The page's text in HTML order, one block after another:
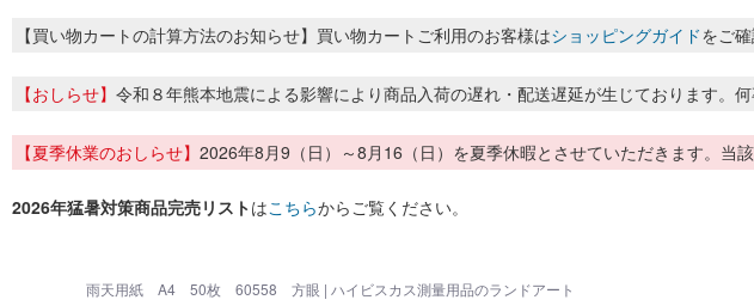
【買い物カートの計算方法のお知らせ】買い物カートご利用のお客様はショッピングガイドをご
【おしらせ】 令和８年熊本地震による影響により商品入荷の遅れ・配送遅延が生じております。
【夏季休業のおしらせ】 2026年8月9（日）～8月16（日）を夏季休暇とさせていただきます。当
2026年猛暑対策商品完売リストはこちらからご覧ください。
雨天用紙 A4 50枚 60558 方眼 | ハイビスカス測量用品のランドアート